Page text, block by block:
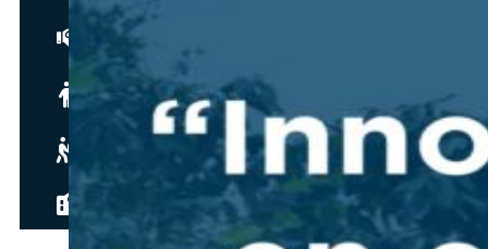
Testimonios
Instructores
pronto
Hazte aliado nuevo